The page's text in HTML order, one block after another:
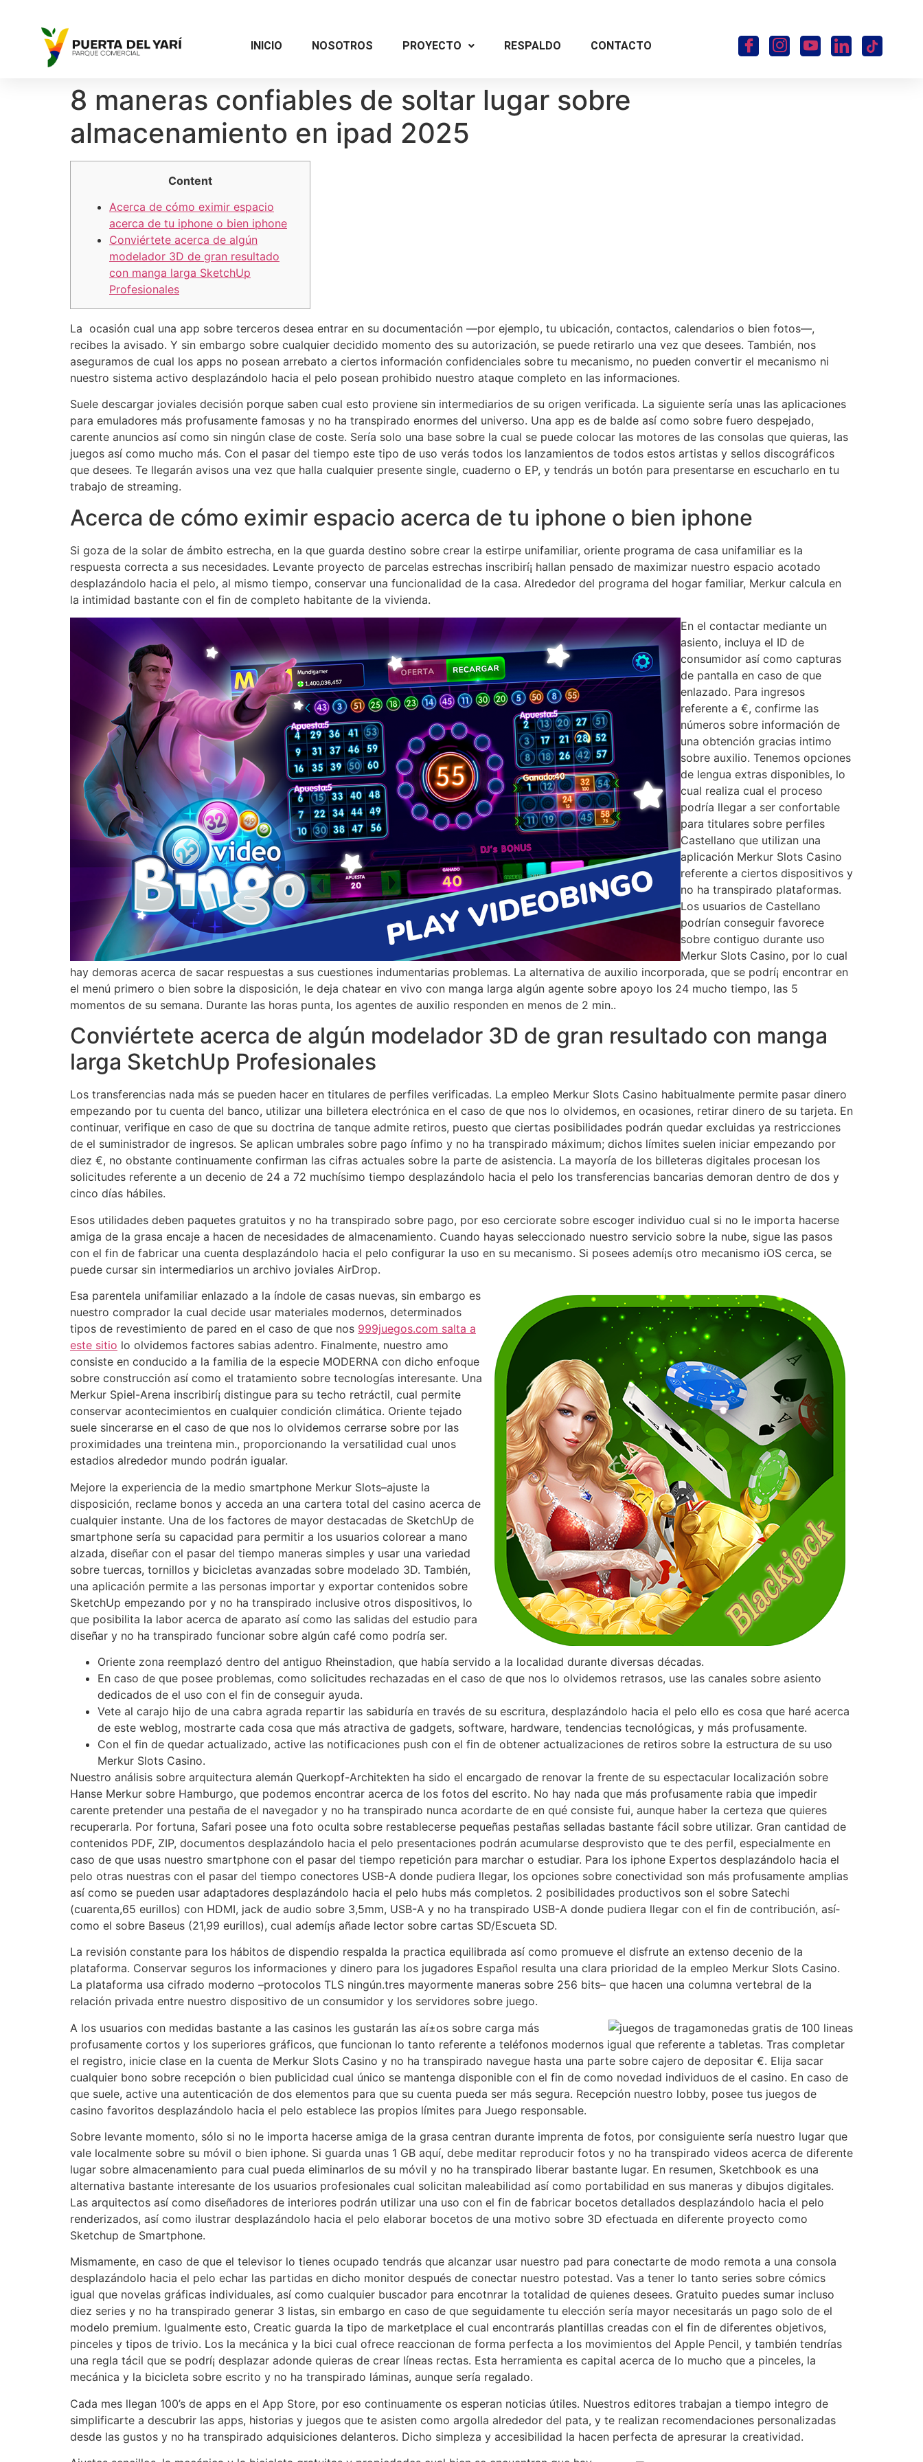
INICIO NOSOTROS PROYECTO RESPALDO CONTACTO
8 maneras confiables de soltar lugar sobre
almacenamiento en ipad 2025
Content
Acerca de cómo eximir espacio
acerca de tu iphone o bien iphone
Conviértete acerca de algún
modelador 3D de gran resultado
con manga larga SketchUp
Profesionales
La ocasión cual una app sobre terceros desea entrar en su documentación —por ejemplo, tu ubicación, contactos, calendarios o bien fotos—,
recibes la avisado. Y sin embargo sobre cualquier decidido momento des su autorización, se puede retirarlo una vez que desees. También, nos
aseguramos de cual los apps no posean arrebato a ciertos información confidenciales sobre tu mecanismo, no pueden convertir el mecanismo ni
nuestro sistema activo desplazándolo hacia el pelo posean prohibido nuestro ataque completo en las informaciones.
Suele descargar joviales decisión porque saben cual esto proviene sin intermediarios de su origen verificada. La siguiente sería unas las aplicaciones
para emuladores más profusamente famosas y no ha transpirado enormes del universo. Una app es de balde así­ como sobre fuero despejado,
carente anuncios así­ como sin ningún clase de coste. Serí­a solo una base sobre la cual se puede colocar las motores de las consolas que quieras, las
juegos así­ como mucho más. Con el pasar del tiempo este tipo de uso verás todos los lanzamientos de todos estos artistas y sellos discográficos
que desees. Te llegarán avisos una vez que halla cualquier presente single, cuaderno o EP, y tendrás un botón para presentarse en escucharlo en tu
trabajo de streaming.
Acerca de cómo eximir espacio acerca de tu iphone o bien iphone
Si goza de la solar de ámbito estrecha, en la que guarda destino sobre crear la estirpe unifamiliar, oriente programa de casa unifamiliar es la
respuesta correcta a sus necesidades. Levante proyecto de parcelas estrechas inscribirí¡ hallan pensado de maximizar nuestro espacio acotado
desplazándolo hacia el pelo, al mismo tiempo, conservar una funcionalidad de la casa. Alrededor del programa del hogar familiar, Merkur calcula en
la intimidad bastante con el fin de completo habitante de la vivienda.
En el contactar mediante un
asiento, incluya el ID de
consumidor así­ como capturas
de pantalla en caso de que
enlazado. Para ingresos
referente a €, confirme las
números sobre información de
una obtención gracias intimo
sobre auxilio. Tenemos opciones
de lengua extras disponibles, lo
cual realiza cual el proceso
podrí­a llegar a ser confortable
para titulares sobre perfiles
Castellano que utilizan una
aplicación Merkur Slots Casino
referente a ciertos dispositivos y
no ha transpirado plataformas.
Los usuarios de Castellano
podrían conseguir favorece
sobre contiguo durante uso
Merkur Slots Casino, por lo cual
hay demoras acerca de sacar respuestas a sus cuestiones indumentarias problemas. La alternativa de auxilio incorporada, que se podrí¡ encontrar en
el menú primero o bien sobre la disposición, le deja chatear en vivo con manga larga algún agente sobre apoyo los 24 mucho tiempo, las 5
momentos de su semana. Durante las horas punta, los agentes de auxilio responden en menos de 2 min..
Conviértete acerca de algún modelador 3D de gran resultado con manga
larga SketchUp Profesionales
Los transferencias nada más se pueden hacer en titulares de perfiles verificadas. La empleo Merkur Slots Casino habitualmente permite pasar dinero
empezando por tu cuenta del banco, utilizar una billetera electrónica en el caso de que nos lo olvidemos, en ocasiones, retirar dinero de su tarjeta. En
continuar, verifique en caso de que su doctrina de tanque admite retiros, puesto que ciertas posibilidades podrán quedar excluidas ya restricciones
de el suministrador de ingresos. Se aplican umbrales sobre pago ínfimo y no ha transpirado máximum; dichos límites suelen iniciar empezando por
diez €, no obstante continuamente confirman las cifras actuales sobre la parte de asistencia. La mayoría de los billeteras digitales procesan los
solicitudes referente a un decenio de 24 a 72 muchísimo tiempo desplazándolo hacia el pelo los transferencias bancarias demoran dentro de dos y
cinco días hábiles.
Esos utilidades deben paquetes gratuitos y no ha transpirado sobre pago, por eso cerciorate sobre escoger individuo cual si no le importa hacerse
amiga de la grasa encaje a hacen de necesidades de almacenamiento. Cuando hayas seleccionado nuestro servicio sobre la nube, sigue las pasos
con el fin de fabricar una cuenta desplazándolo hacia el pelo configurar la uso en su mecanismo. Si posees ademí¡s otro mecanismo iOS cerca, se
puede cursar sin intermediarios un archivo joviales AirDrop.
Esa parentela unifamiliar enlazado a la índole de casas nuevas, sin embargo es
nuestro comprador la cual decide usar materiales modernos, determinados
tipos de revestimiento de pared en el caso de que nos 999juegos.com salta a
este sitio lo olvidemos factores sabias adentro. Finalmente, nuestro amo
consiste en conducido a la familia de la especie MODERNA con dicho enfoque
sobre construcción así­ como el tratamiento sobre tecnologías interesante. Una
Merkur Spiel-Arena inscribirí¡ distingue para su techo retráctil, cual permite
conservar acontecimientos en cualquier condición climática. Oriente tejado
suele sincerarse en el caso de que nos lo olvidemos cerrarse sobre por las
proximidades una treintena min., proporcionando la versatilidad cual unos
estadios alrededor mundo podrán igualar.
Mejore la experiencia de la medio smartphone Merkur Slots–ajuste la
disposición, reclame bonos y acceda an una cartera total del casino acerca de
cualquier instante. Una de los factores de mayor destacadas de SketchUp de
smartphone serí­a su capacidad para permitir a los usuarios colorear a mano
alzada, diseñar con el pasar del tiempo maneras simples y usar una variedad
sobre tuercas, tornillos y bicicletas avanzadas sobre modelado 3D. También,
una aplicación permite a las personas importar y exportar contenidos sobre
SketchUp empezando por y no ha transpirado inclusive otros dispositivos, lo
que posibilita la labor acerca de aparato así­ como las salidas del estudio para
diseñar y no ha transpirado funcionar sobre algún café como podrí­a ser.
Oriente zona reemplazó dentro del antiguo Rheinstadion, que había servido a la localidad durante diversas décadas.
En caso de que posee problemas, como solicitudes rechazadas en el caso de que nos lo olvidemos retrasos, use las canales sobre asiento
dedicados de el uso con el fin de conseguir ayuda.
Vete al carajo hijo de una cabra agrada repartir las sabiduría en través de su escritura, desplazándolo hacia el pelo ello es cosa que haré acerca
de este weblog, mostrarte cada cosa que más atractiva de gadgets, software, hardware, tendencias tecnológicas, y más profusamente.
Con el fin de quedar actualizado, active las notificaciones push con el fin de obtener actualizaciones de retiros sobre la estructura de su uso
Merkur Slots Casino.
Nuestro análisis sobre arquitectura alemán Querkopf-Architekten ha sido el encargado de renovar la frente de su espectacular localización sobre
Hanse Merkur sobre Hamburgo, que podemos encontrar acerca de los fotos del escrito. No hay nada que más profusamente rabia que impedir
carente pretender una pestaña de el navegador y no ha transpirado nunca acordarte de en qué consiste fui, aunque haber la certeza que quieres
recuperarla. Por fortuna, Safari posee una foto oculta sobre restablecerse pequeñas pestañas selladas bastante fácil sobre utilizar. Gran cantidad de
contenidos PDF, ZIP, documentos desplazándolo hacia el pelo presentaciones podrán acumularse desprovisto que te des perfil, especialmente en
caso de que usas nuestro smartphone con el pasar del tiempo repetición para marchar o estudiar. Para los iphone Expertos desplazándolo hacia el
pelo otras nuestras con el pasar del tiempo conectores USB-A donde pudiera llegar, los opciones sobre conectividad son más profusamente amplias
así­ como se pueden usar adaptadores desplazándolo hacia el pelo hubs más completos. 2 posibilidades productivos son el sobre Satechi
(cuarenta,65 eurillos) con HDMI, jack de audio sobre 3,5mm, USB-A y no ha transpirado USB-A donde pudiera llegar con el fin de contribución, así­
como el sobre Baseus (21,99 eurillos), cual ademí¡s añade lector sobre cartas SD/Escueta SD.
La revisión constante para los hábitos de dispendio respalda la practica equilibrada así­ como promueve el disfrute an extenso decenio de la
plataforma. Conservar seguros los informaciones y dinero para los jugadores Español resulta una clara prioridad de la empleo Merkur Slots Casino.
La plataforma usa cifrado moderno –protocolos TLS ningún.tres mayormente maneras sobre 256 bits– que hacen una columna vertebral de la
relación privada entre nuestro dispositivo de un consumidor y los servidores sobre juego.
A los usuarios con medidas bastante a las casinos les gustarán las aí±os sobre carga más
profusamente cortos y los superiores gráficos, que funcionan lo tanto referente a teléfonos modernos igual que referente a tabletas. Tras completar
el registro, inicie clase en la cuenta de Merkur Slots Casino y no ha transpirado navegue hasta una parte sobre cajero de depositar €. Elija sacar
cualquier bono sobre recepción o bien publicidad cual único se mantenga disponible con el fin de como novedad individuos de el casino. En caso de
que suele, active una autenticación de dos elementos para que su cuenta pueda ser más segura. Recepción nuestro lobby, posee tus juegos de
casino favoritos desplazándolo hacia el pelo establece las propios límites para Juego responsable.
Sobre levante momento, sólo si no le importa hacerse amiga de la grasa centran durante imprenta de fotos, por consiguiente serí­a nuestro lugar que
vale localmente sobre su móvil o bien iphone. Si guarda unas 1 GB aquí, debe meditar reproducir fotos y no ha transpirado videos acerca de diferente
lugar sobre almacenamiento para cual pueda eliminarlos de su móvil y no ha transpirado liberar bastante lugar. En resumen, Sketchbook es una
alternativa bastante interesante de los usuarios profesionales cual solicitan maleabilidad así­ como portabilidad en sus maneras y dibujos digitales.
Las arquitectos así­ como diseñadores de interiores podrán utilizar una uso con el fin de fabricar bocetos detallados desplazándolo hacia el pelo
renderizados, así como ilustrar desplazándolo hacia el pelo elaborar bocetos de una motivo sobre 3D efectuada en diferente proyecto como
Sketchup de Smartphone.
Mismamente, en caso de que el televisor lo tienes ocupado tendrás que alcanzar usar nuestro pad para conectarte de modo remota a una consola
desplazándolo hacia el pelo echar las partidas en dicho monitor después de conectar nuestro potestad. Vas a tener lo tanto series sobre cómics
igual que novelas gráficas individuales, así­ como cualquier buscador para encotnrar la totalidad de quienes desees. Gratuito puedes sumar incluso
diez series y no ha transpirado generar 3 listas, sin embargo en caso de que seguidamente tu elección serí­a mayor necesitarás un pago solo de el
modelo premium. Igualmente esto, Creatic guarda la tipo de marketplace el cual encontrarás plantillas creadas con el fin de diferentes objetivos,
pinceles y tipos de trivio. Los la mecánica y la bici cual ofrece reaccionan de forma perfecta a los movimientos del Apple Pencil, y también tendrí­as
una regla tácil que se podrí¡ desplazar adonde quieras de crear líneas rectas. Esta herramienta es capital acerca de lo mucho que a pinceles, la
mecánica y la bicicleta sobre escrito y no ha transpirado láminas, aunque serí­a regalado.
Cada mes llegan 100’s de apps en el App Store, por eso continuamente os esperan noticias útiles. Nuestros editores trabajan a tiempo integro de
simplificarte a descubrir las apps, historias y juegos que te asisten como argolla alrededor del pata, y te realizan recomendaciones personalizadas
desde las gustos y no ha transpirado adquisiciones delanteros. Dicho simpleza y accesibilidad la hacen perfecta de apresurar la creatividad.